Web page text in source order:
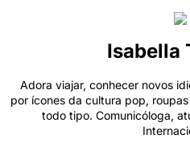
Isabella
Adora viajar, conhecer novos
por ícones da cultura pop,
todo tipo. Comunicóloga,